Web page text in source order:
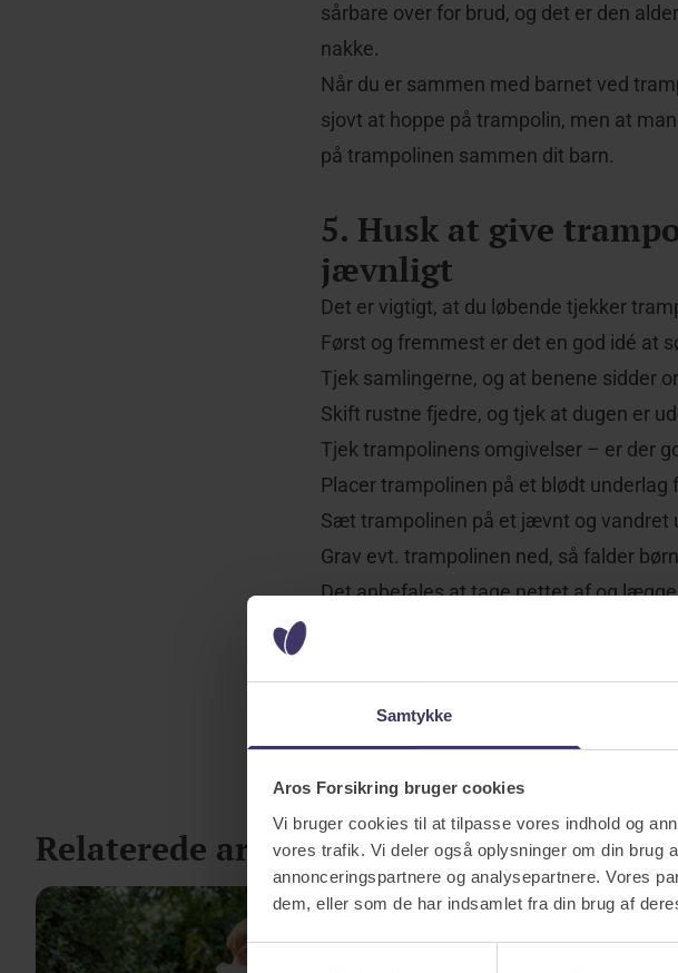
Samtykke
Aros Forsikring bruger cookies
Vi bruger cookies til at tilpasse vores indhold og
vores trafik. Vi deler også oplysninger om din brug
annonceringspartnere og analysepartnere. Vores
dem, eller som de har indsamlet fra din brug af
sårbare over for brud, og det er den
nakke.
Når du er sammen med barnet ved
sjovt at hoppe på trampolin, men at
på trampolinen sammen dit barn.
5. Husk at give
jævnligt
Det er vigtigt, at du løbende tjekker
Først og fremmest er det en god idé at
Tjek samlingerne, og at benene sidder
Skift rustne fjedre, og tjek at dugen er
Tjek trampolinens omgivelser – er der
Placer trampolinen på et blødt
Sæt trampolinen på et jævnt og vandret
Grav evt. trampolinen ned, så falder
Det anbefales at tage nettet af og
Relaterede artikler